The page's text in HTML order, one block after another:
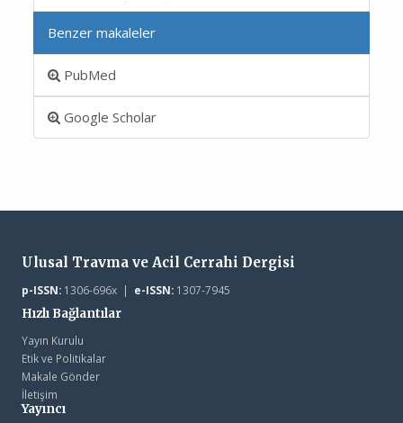
Benzer makaleler
PubMed
Google Scholar
Ulusal Travma ve Acil Cerrahi Dergisi
p-ISSN:1306-696x | e-ISSN:1307-7945
Hızlı Bağlantılar
Yayın Kurulu
Etik ve Politikalar
Makale Gönder
İletişim
Yayıncı